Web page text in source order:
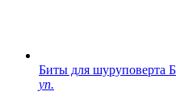
Биты для шуруповерта
уп.